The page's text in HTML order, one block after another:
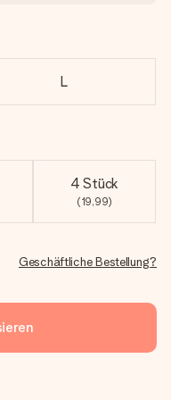
L
4 Stück
(19,99)
Geschäftliche Bestellung?